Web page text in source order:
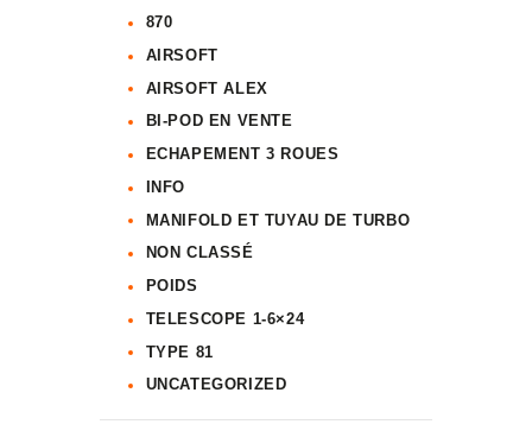
870
AIRSOFT
AIRSOFT ALEX
BI-POD EN VENTE
ECHAPEMENT 3 ROUES
INFO
MANIFOLD ET TUYAU DE TURBO
NON CLASSÉ
POIDS
TELESCOPE 1-6×24
TYPE 81
UNCATEGORIZED